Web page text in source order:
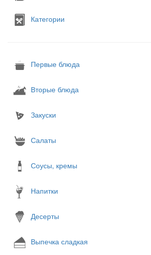
Категории
Первые блюда
Вторые блюда
Закуски
Салаты
Соусы, кремы
Напитки
Десерты
Выпечка сладкая